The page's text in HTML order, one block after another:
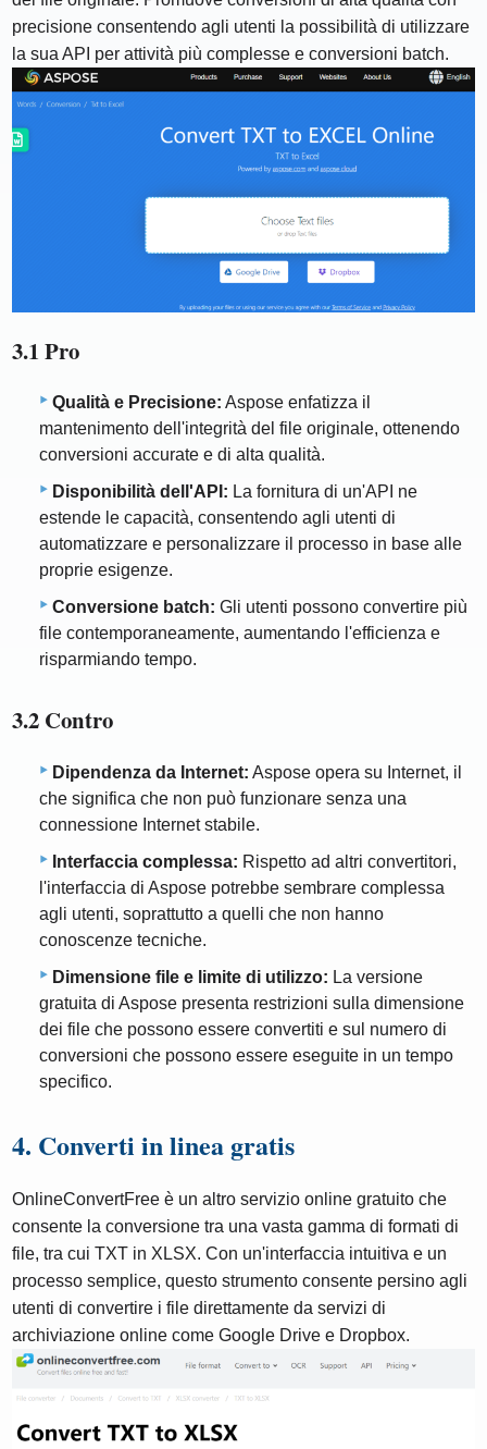
precisione consentendo agli utenti la possibilità di utilizzare
la sua API per attività più complesse e conversioni batch.
3.1 Pro
Qualità e Precisione: Aspose enfatizza il
mantenimento dell'integrità del file originale, ottenendo
conversioni accurate e di alta qualità.
Disponibilità dell'API: La fornitura di un'API ne
estende le capacità, consentendo agli utenti di
automatizzare e personalizzare il processo in base alle
proprie esigenze.
Conversione batch: Gli utenti possono convertire più
file contemporaneamente, aumentando l'efficienza e
risparmiando tempo.
3.2 Contro
Dipendenza da Internet: Aspose opera su Internet, il
che significa che non può funzionare senza una
connessione Internet stabile.
Interfaccia complessa: Rispetto ad altri convertitori,
l'interfaccia di Aspose potrebbe sembrare complessa
agli utenti, soprattutto a quelli che non hanno
conoscenze tecniche.
Dimensione file e limite di utilizzo: La versione
gratuita di Aspose presenta restrizioni sulla dimensione
dei file che possono essere convertiti e sul numero di
conversioni che possono essere eseguite in un tempo
specifico.
4. Converti in linea gratis
OnlineConvertFree è un altro servizio online gratuito che
consente la conversione tra una vasta gamma di formati di
file, tra cui TXT in XLSX. Con un'interfaccia intuitiva e un
processo semplice, questo strumento consente persino agli
utenti di convertire i file direttamente da servizi di
archiviazione online come Google Drive e Dropbox.